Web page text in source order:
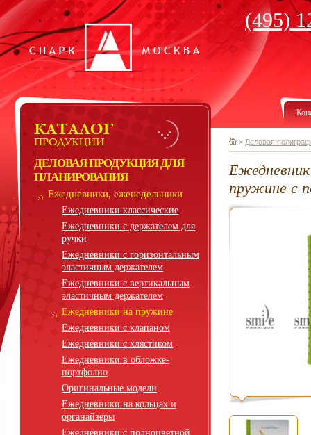
(495)
ДЕЛОВАЯ ПРОДУКЦИЯ ДЛЯ
ПЛАНИРОВАНИЯ
Ежедневники, еженедельники
Ежедневники классические
Ежедневники с держателем для
ручки
Ежедневники с горизонтальным
эластичным держателем
Ежедневники с вертикальным
эластичным держателем
Ежедневники на пружине
Ежедневники с клапаном
Ежедневники с хлястиком
Ежедневники в обложке-
портфолио
Оригинальные модели
Ежедневники на кольцах и
органайзеры
Ежедневники с полноцветной
> Деловая
пружине с